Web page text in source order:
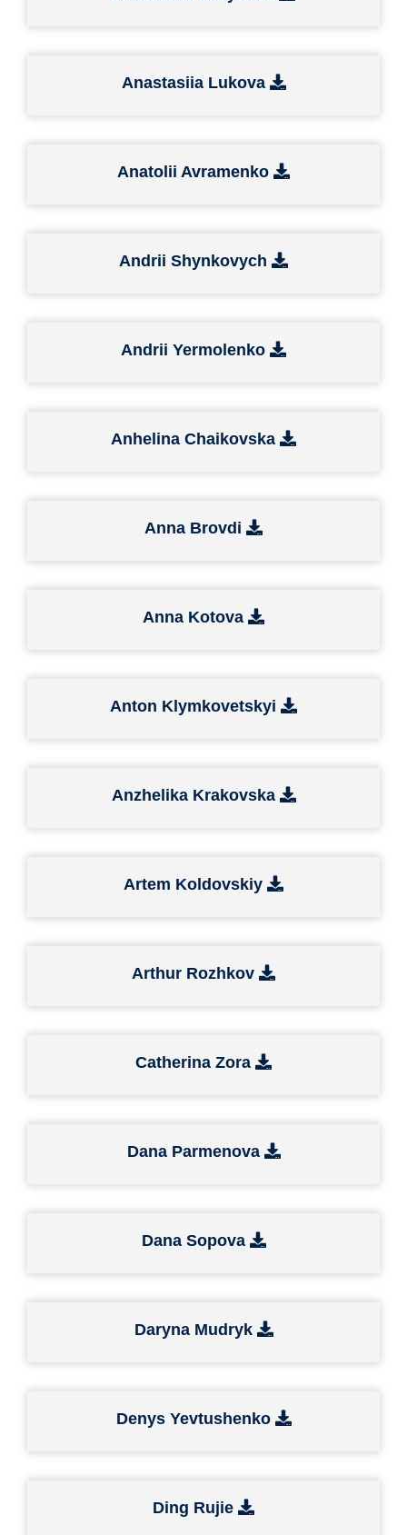
Anastasiia Lukova
Anatolii Avramenko
Andrii Shynkovych
Andrii Yermolenko
Anhelina Chaikovska
Anna Brovdi
Anna Kotova
Anton Klymkovetskyі
Anzhelika Krakovska
Artem Koldovskiy
Arthur Rozhkov
Catherina Zora
Dana Parmenova
Dana Sopova
Daryna Mudryk
Denys Yevtushenko
Ding Rujie